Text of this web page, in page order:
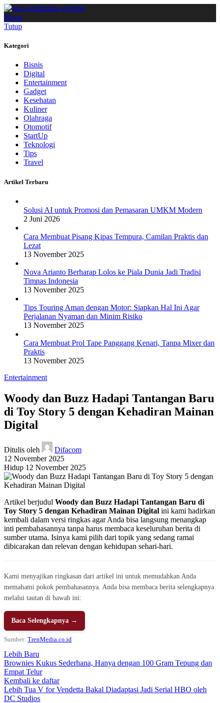
Menu
Tutup
Kategori
Bisnis
Digital
Entertainment
Gadget
Kesehatan
Kuliner
Olahraga
Otomotif
StartUp
Teknologi
Tips
Travel
Artikel Terbaru
Solusi AI untuk Promosi dan Pemasaran UMKM Modern
2 Juni 2026
Cara Membuat Pisang Kipas Tempura, Camilan Praktis dan
Lezat
13 November 2025
Nova Arianto Berharap Lolos ke Piala Dunia Jadi Tradisi
Timnas Indonesia
13 November 2025
Tips Touring Aman dengan Motor: Siapkan Hal Ini Agar
Perjalanan Nyaman dan Minim Risiko
13 November 2025
Cara Membuat Prol Tape Panggang Kenari, Tanpa Mixer dan
Praktis
13 November 2025
Entertainment
Woody dan Buzz Hadapi Tantangan Baru
di Toy Story 5 dengan Kehadiran Mainan
Digital
Ditulis oleh
Difacom
12 November 2025
Hidup 12 November 2025
Artikel berjudul Woody dan Buzz Hadapi Tantangan Baru di
Toy Story 5 dengan Kehadiran Mainan Digital ini kami hadirkan
kembali dalam versi ringkas agar Anda bisa langsung menangkap
inti pembahasannya tanpa harus membaca keseluruhan berita di
sumber utama. Isinya kami pilih dari topik yang sedang ramai
dibicarakan dan relevan dengan kehidupan sehari-hari.
Kami menyajikan ringkasan dari artikel ini untuk memudahkan Anda
memahami pokok pembahasannya. Anda bisa membaca berita selengkapnya
melalui tautan di bawah ini:
Baca Selengkapnya →
Sumber: TrenMedia.co.id
Lebih Baru
Brownies Kukus Sederhana, Hanya dengan 100 Gram Tepung dan
Empat Telur
Kembali ke daftar
Lebih Tua V for Vendetta Bakal Diadaptasi Jadi Serial HBO oleh
DC Studios